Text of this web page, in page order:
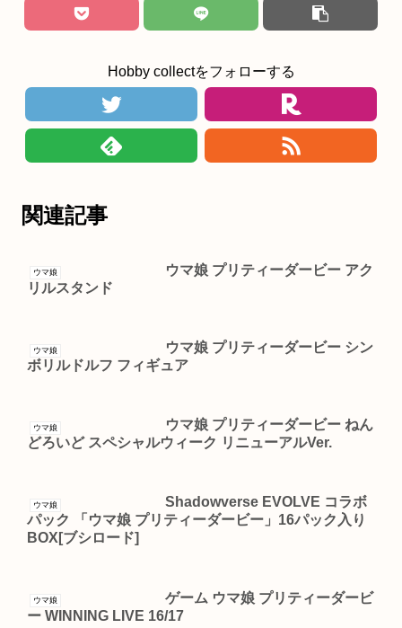
Hobby collectをフォローする
関連記事
ウマ娘
ウマ娘 プリティーダービー アク
リルスタンド
ウマ娘
ウマ娘 プリティーダービー シン
ボリルドルフ フィギュア
ウマ娘
ウマ娘 プリティーダービー ねん
どろいど スペシャルウィーク リニューアルVer.
ウマ娘
Shadowverse EVOLVE コラボ
パック 「ウマ娘 プリティーダービー」16パック入り
BOX[ブシロード]
ウマ娘
ゲーム ウマ娘 プリティーダービ
ー WINNING LIVE 16/17